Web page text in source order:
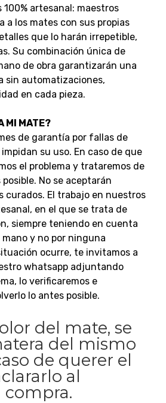
artesanal: maestros
a los mates con sus propias
que lo harán irrepetible,
Su combinación única de
de obra garantizarán una
sin automatizaciones,
en cada pieza.
MI MATE?
de garantía por fallas de
su uso. En caso de que
el problema y trataremos de
No se aceptarán
curados. El trabajo en nuestros
en el que se trata de
siempre teniendo en cuenta
y no por ninguna
ocurre, te invitamos a
whatsapp adjuntando
lo verificaremos e
lo antes posible.
del mate, se
del mismo
de querer el
al
compra.